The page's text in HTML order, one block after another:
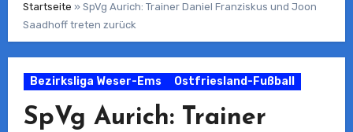
Startseite » SpVg Aurich: Trainer Daniel Franziskus und Joon
Saadhoff treten zurück
Bezirksliga Weser-Ems Ostfriesland-Fußball
SpVg Aurich: Trainer